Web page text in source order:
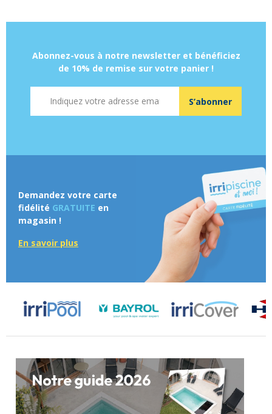
Abonnez-vous à notre newsletter et bénéficiez
de 10% de remise sur votre panier !
S’abonner
Demandez votre carte
fidélité GRATUITE en
magasin !
En savoir plus